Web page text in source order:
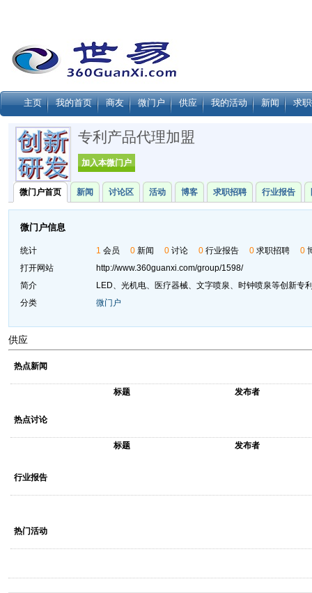
主页 我的首页 商友 微门户 供应 我的活动 新闻 求
专利产品代理加盟
加入本微门户
微门户首页 新闻 讨论区 活动 博客 求职招聘 行业报告
微门户信息
统计 1 会员 0 新闻 0 讨论 0 行业报告 0 求职招聘 0
打开网站
http://www.360guanxi.com/group/1598/
简介
LED、光机电、医疗器械、文字喷泉、时钟喷泉等创新专
分类
微门户
供应
热点新闻
标题 发布者
热点讨论
标题 发布者
行业报告
热门活动